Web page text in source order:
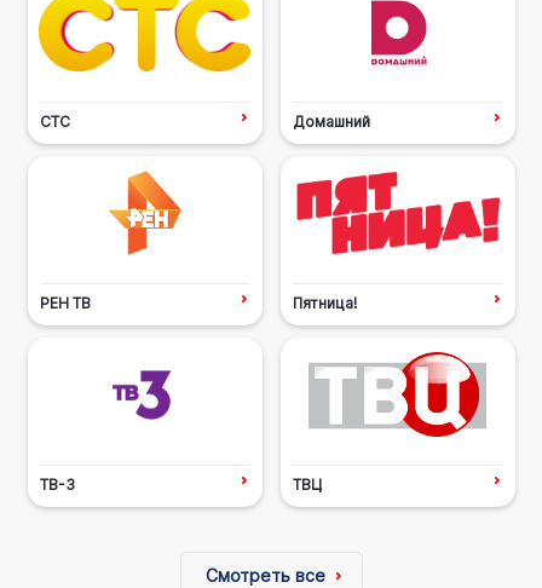
СТС Домашний
РЕН ТВ Пятница!
ТВ-3 ТВЦ
Смотреть все